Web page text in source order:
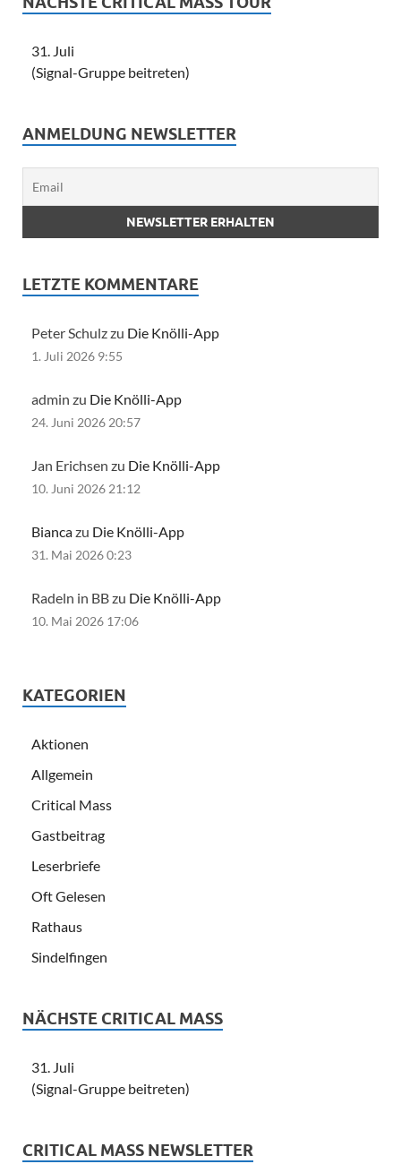
31. Juli
(Signal-Gruppe beitreten)
ANMELDUNG NEWSLETTER
LETZTE KOMMENTARE
Peter Schulz zu Die Knölli-App
1. Juli 2026 9:55
admin zu Die Knölli-App
24. Juni 2026 20:57
Jan Erichsen zu Die Knölli-App
10. Juni 2026 21:12
Biancazu Die Knölli-App
31. Mai 2026 0:23
Radeln in BB zu Die Knölli-App
10. Mai 2026 17:06
KATEGORIEN
Aktionen
Allgemein
Critical Mass
Gastbeitrag
Leserbriefe
Oft Gelesen
Rathaus
Sindelfingen
NÄCHSTE CRITICAL MASS
31. Juli
(Signal-Gruppe beitreten)
CRITICAL MASS NEWSLETTER